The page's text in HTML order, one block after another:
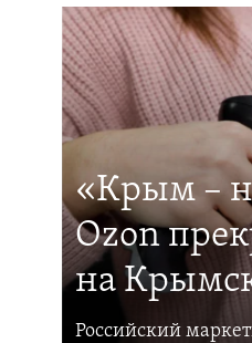
«Крым –
Ozon
на
Российский